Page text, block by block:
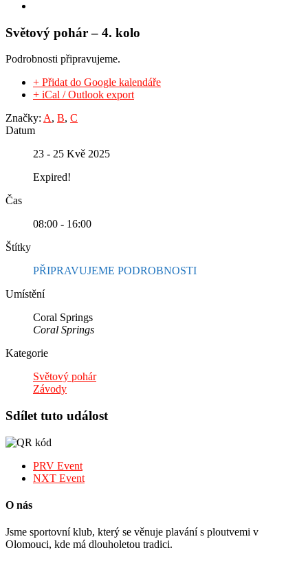
Světový pohár – 4. kolo
Podrobnosti připravujeme.
+ Přidat do Google kalendáře
+ iCal / Outlook export
Značky: A, B, C
Datum
23 - 25 Kvě 2025
Expired!
Čas
08:00 - 16:00
Štítky
PŘIPRAVUJEME PODROBNOSTI
Umístění
Coral Springs
Coral Springs
Kategorie
Světový pohár
Závody
Sdílet tuto událost
PRV Event
NXT Event
O nás
Jsme sportovní klub, který se věnuje plavání s ploutvemi v
Olomouci, kde má dlouholetou tradici.